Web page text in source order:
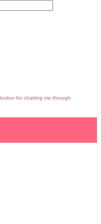
for chatting me through